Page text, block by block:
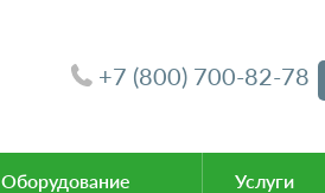
+7 (800) 700-82-78
Оборудование Услуги